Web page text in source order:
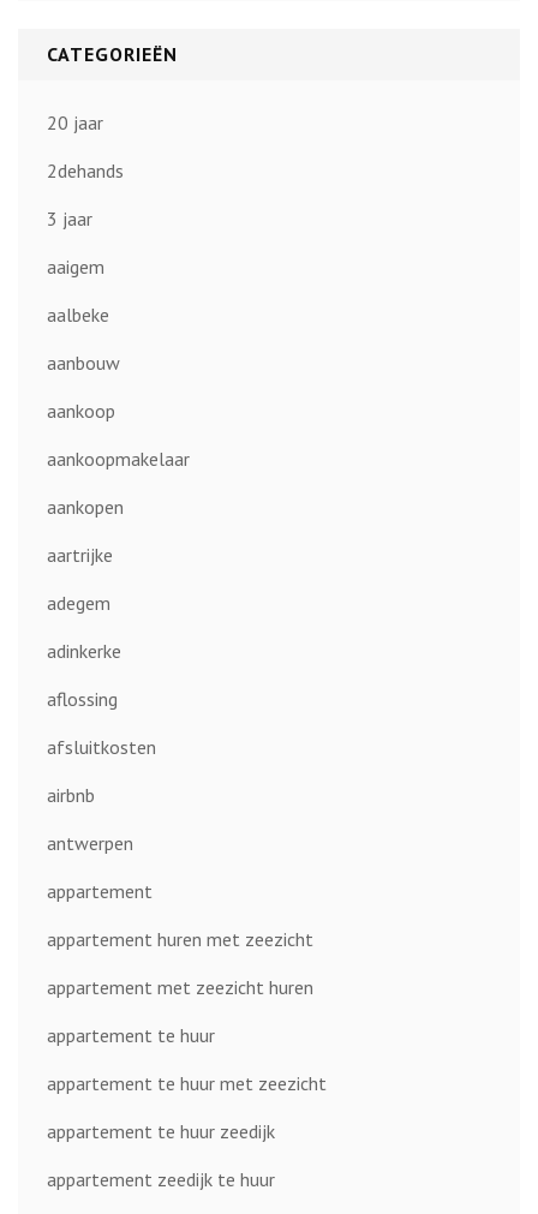
CATEGORIEËN
20 jaar
2dehands
3 jaar
aaigem
aalbeke
aanbouw
aankoop
aankoopmakelaar
aankopen
aartrijke
adegem
adinkerke
aflossing
afsluitkosten
airbnb
antwerpen
appartement
appartement huren met zeezicht
appartement met zeezicht huren
appartement te huur
appartement te huur met zeezicht
appartement te huur zeedijk
appartement zeedijk te huur